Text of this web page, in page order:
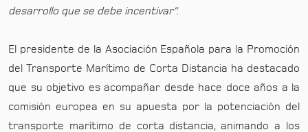
desarrollo que se debe incentivar”.
El presidente de la Asociación Española para la Promoción
del Transporte Marítimo de Corta Distancia ha destacado
que su objetivo es acompañar desde hace doce años a la
comisión europea en su apuesta por la potenciación del
transporte marítimo de corta distancia, animando a los